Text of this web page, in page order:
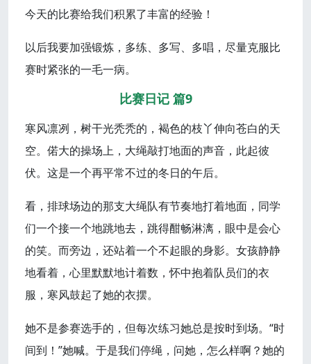
今天的比赛给我们积累了丰富的经验！
以后我要加强锻炼，多练、多写、多唱，尽量克服比
赛时紧张的一毛一病。
比赛日记 篇9
寒风凛冽，树干光秃秃的，褐色的枝丫伸向苍白的天
空。偌大的操场上，大绳敲打地面的声音，此起彼
伏。这是一个再平常不过的冬日的午后。
看，排球场边的那支大绳队有节奏地打着地面，同学
们一个接一个地跳地去，跳得酣畅淋漓，眼中是会心
的笑。而旁边，还站着一个不起眼的身影。女孩静静
地看着，心里默默地计着数，怀中抱着队员们的衣
服，寒风鼓起了她的衣摆。
她不是参赛选手的，但每次练习她总是按时到场。“时
间到！”她喊。于是我们停绳，问她，怎么样啊？她的